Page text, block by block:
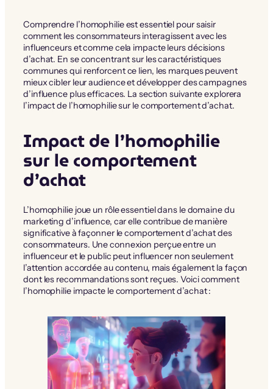
Comprendre l’homophilie est essentiel pour saisir
comment les consommateurs interagissent avec les
influenceurs et comme cela impacte leurs décisions
d’achat. En se concentrant sur les caractéristiques
communes qui renforcent ce lien, les marques peuvent
mieux cibler leur audience et développer des campagnes
d’influence plus efficaces. La section suivante explorera
l’impact de l’homophilie sur le comportement d’achat.
Impact de l’homophilie
sur le comportement
d’achat
L’homophilie joue un rôle essentiel dans le domaine du
marketing d’influence, car elle contribue de manière
significative à façonner le comportement d’achat des
consommateurs. Une connexion perçue entre un
influenceur et le public peut influencer non seulement
l’attention accordée au contenu, mais également la façon
dont les recommandations sont reçues. Voici comment
l’homophilie impacte le comportement d’achat :